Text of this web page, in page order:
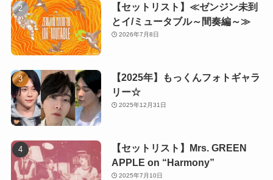
【セットリスト】≪ゼンジン未到
とイ/ミュータブル～間奏編～≫
2026年7月8日
【2025年】もっくんフォトギャラ
リー☆
2025年12月31日
【セットリスト】Mrs. GREEN
APPLE on “Harmony”
2025年7月10日